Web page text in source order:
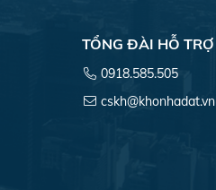
TỔNG ĐÀI HỖ TRỢ
0918.585.505
cskh@khonhadat.vn